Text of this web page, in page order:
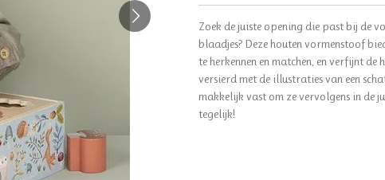
Zoek de juiste opening die past bij de
blaadjes? Deze houten vormenstoof
te herkennen en matchen, en verfijnt
versierd met de illustraties van een
makkelijk vast om ze vervolgens in de
tegelijk!